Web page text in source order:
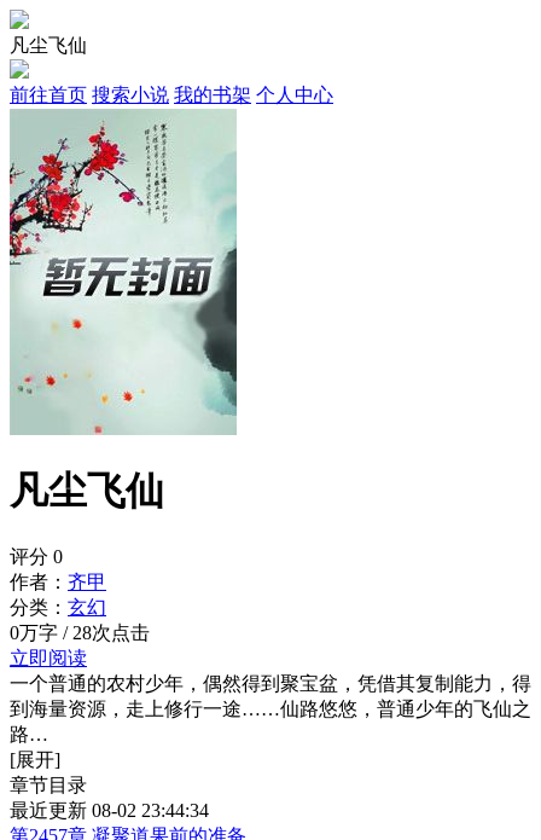
凡尘飞仙
前往首页 搜索小说 我的书架 个人中心
凡尘飞仙
评分 0
作者： 齐甲
分类： 玄幻
0万字 / 28次点击
立即阅读
一个普通的农村少年，偶然得到聚宝盆，凭借其复制能力，得
到海量资源，走上修行一途……仙路悠悠，普通少年的飞仙之
路…
[展开]
章节目录
最近更新 08-02 23:44:34
第2457章 凝聚道果前的准备